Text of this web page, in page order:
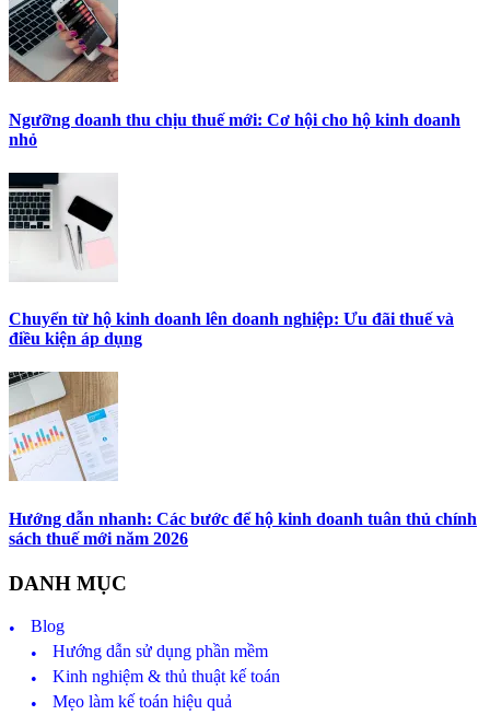
Ngưỡng doanh thu chịu thuế mới: Cơ hội cho hộ kinh doanh
nhỏ
Chuyển từ hộ kinh doanh lên doanh nghiệp: Ưu đãi thuế và
điều kiện áp dụng
Hướng dẫn nhanh: Các bước để hộ kinh doanh tuân thủ chính
sách thuế mới năm 2026
DANH MỤC
Blog
Hướng dẫn sử dụng phần mềm
Kinh nghiệm & thủ thuật kế toán
Mẹo làm kế toán hiệu quả